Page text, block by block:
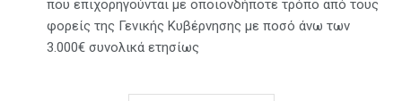
που επιχορηγούνται με οποιονδήποτε τρόπο από τους
φορείς της Γενικής Κυβέρνησης με ποσό άνω των
3.000€ συνολικά ετησίως